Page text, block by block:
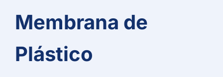
Membrana de
Plástico